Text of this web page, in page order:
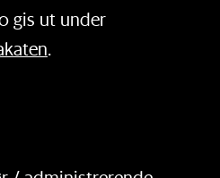
gis ut under
.